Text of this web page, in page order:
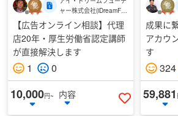
ャー株式会社(iDreamFut
ure
)
【広告オンライン相談】代理
店20年・厚生労働省認定講師
が直接解決します
1 0
10,000円~
内容
いいねする
成果に
アカウ
す
324
59,881